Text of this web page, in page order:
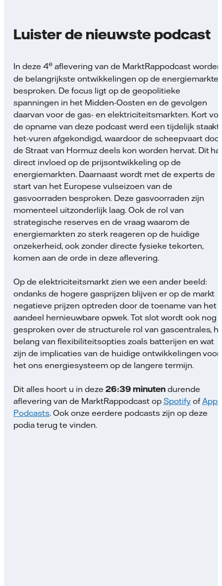
Luister de nieuwste podcast
In deze 4eaflevering van de MarktRappodcast worden
de belangrijkste ontwikkelingen op de
besproken. De focus ligt op de geopolitieke
spanningen in het Midden-Oosten en de gevolgen
daarvan voor de gas- en elektriciteitsmarkten. Kort
de opname van deze podcast werd een tijdelijk staakt-
het-vuren afgekondigd, waardoor de scheepvaart door
de Straat van Hormuz deels kon worden hervat. Dit
direct invloed op de prijsontwikkeling op de
energiemarkten. Daarnaast wordt met de experts de
start van het Europese vulseizoen van de
gasvoorraden besproken. Deze gasvoorraden zijn
momenteel uitzonderlijk laag. Ook de rol van
strategische reserves en de vraag waarom de
energiemarkten zo sterk reageren op de huidige
onzekerheid, ook zonder directe fysieke tekorten,
komen aan de orde in deze aflevering.
Op de elektriciteitsmarkt zien we een ander beeld:
ondanks de hogere gasprijzen blijven er op de markt
negatieve prijzen optreden door de toename van het
aandeel hernieuwbare opwek. Tot slot wordt ook nog
gesproken over de structurele rol van gascentrales,
belang van flexibiliteitsopties zoals batterijen en wat
zijn de implicaties van de huidige ontwikkelingen voor
het ons energiesysteem op de langere termijn.
Dit alles hoort u in deze 26:39 minuten durende
aflevering van de MarktRappodcast op Spotifyof
Podcasts. Ook onze eerdere podcasts zijn op deze
podia terug te vinden.